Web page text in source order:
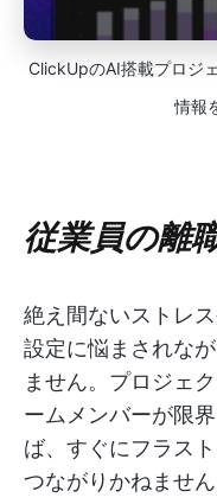
ClickUpのAI搭載プロジ
情報
従業員の離
絶え間ないストレ
設定に悩まされな
ません。プロジェ
ームメンバーが限
ば、すぐにフラス
つながりかねません